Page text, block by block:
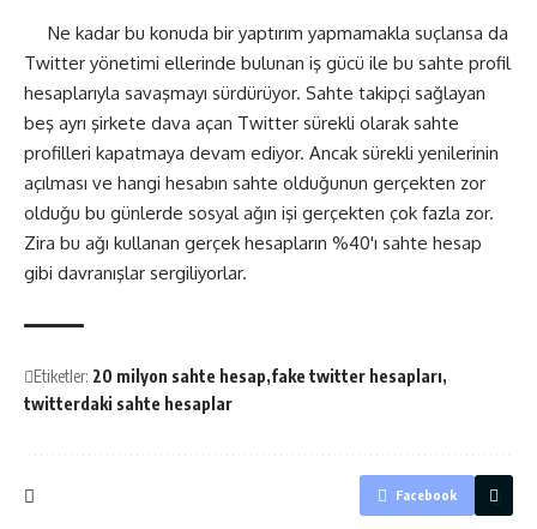
Ne kadar bu konuda bir yaptırım yapmamakla suçlansa da
Twitter yönetimi ellerinde bulunan iş gücü ile bu sahte profil
hesaplarıyla savaşmayı sürdürüyor. Sahte takipçi sağlayan
beş ayrı şirkete dava açan Twitter sürekli olarak sahte
profilleri kapatmaya devam ediyor. Ancak sürekli yenilerinin
açılması ve hangi hesabın sahte olduğunun gerçekten zor
olduğu bu günlerde sosyal ağın işi gerçekten çok fazla zor.
Zira bu ağı kullanan gerçek hesapların %40'ı sahte hesap
gibi davranışlar sergiliyorlar.
Etiketler: 20 milyon sahte hesap fake twitter hesapları
twitterdaki sahte hesaplar
Facebook